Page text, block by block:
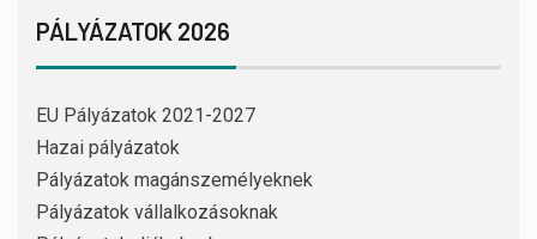
PÁLYÁZATOK 2026
EU Pályázatok 2021-2027
Hazai pályázatok
Pályázatok magánszemélyeknek
Pályázatok vállalkozásoknak